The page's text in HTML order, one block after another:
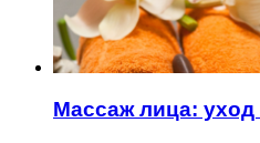
Массаж лица: